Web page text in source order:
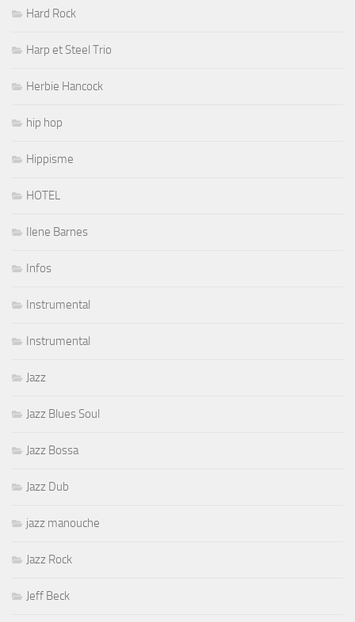
Hard Rock
Harp et Steel Trio
Herbie Hancock
hip hop
Hippisme
HOTEL
Ilene Barnes
Infos
Instrumental
Instrumental
Jazz
Jazz Blues Soul
Jazz Bossa
Jazz Dub
jazz manouche
Jazz Rock
Jeff Beck